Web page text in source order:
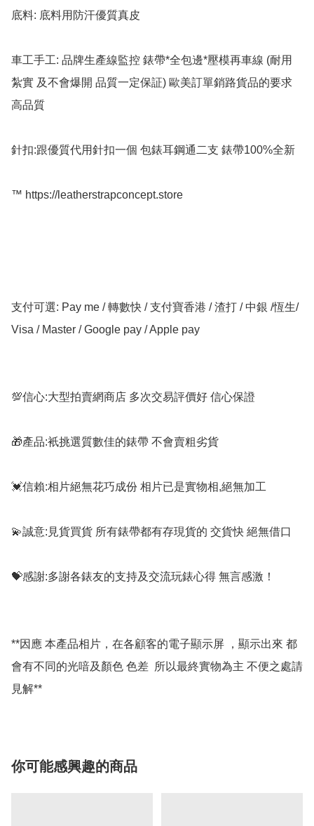
底料: 底料用防汗優質真皮
車工手工: 品牌生產線監控 錶帶*全包邊*壓模再車線 (耐用
紮實 及不會爆開 品質一定保証) 歐美訂單銷路貨品的要求
高品質
針扣:跟優質代用針扣一個 包錶耳鋼通二支 錶帶100%全新
™️ https://leatherstrapconcept.store
支付可選: Pay me / 轉數快 / 支付寶香港 / 渣打 / 中銀 /恆生/
Visa / Master / Google pay / Apple pay
💯信心:大型拍賣網商店 多次交易評價好 信心保證
🎁產品:衹挑選質數佳的錶帶 不會賣粗劣貨
💓信賴:相片絕無花巧成份 相片已是實物相,絕無加工
💫誠意:見貨買貨 所有錶帶都有存現貨的 交貨快 絕無借口
💝感謝:多謝各錶友的支持及交流玩錶心得 無言感激！
**因應 本產品相片，在各顧客的電子顯示屏 ，顯示出來 都
會有不同的光喑及顏色 色差  所以最終實物為主 不便之處請
你可能感興趣的商品